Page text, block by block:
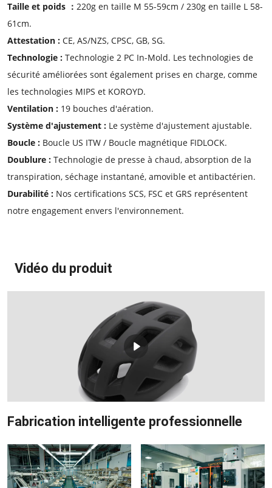
Taille et poids ： 220g en taille M 55-59cm / 230g en taille L 58-
61cm.
Attestation : CE, AS/NZS, CPSC, GB, SG.
Technologie : Technologie 2 PC In-Mold. Les technologies de
sécurité améliorées sont également prises en charge, comme
les technologies MIPS et KOROYD.
Ventilation : 19 bouches d'aération.
Système d'ajustement : Le système d'ajustement ajustable.
Boucle : Boucle US ITW / Boucle magnétique FIDLOCK.
Doublure : Technologie de presse à chaud, absorption de la
transpiration, séchage instantané, amovible et antibactérien.
Durabilité : Nos certifications SCS, FSC et GRS représentent
notre engagement envers l'environnement.
Vidéo du produit
Fabrication intelligente professionnelle